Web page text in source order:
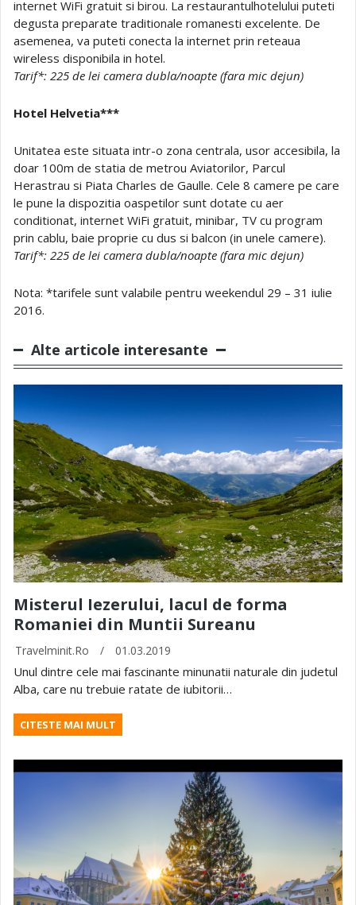
internet WiFi gratuit si birou. La restaurantulhotelului puteti
degusta preparate traditionale romanesti excelente. De
asemenea, va puteti conecta la internet prin reteaua
wireless disponibila in hotel.
Tarif*: 225 de lei camera dubla/noapte (fara mic dejun)
Hotel Helvetia***
Unitatea este situata intr-o zona centrala, usor accesibila, la
doar 100m de statia de metrou Aviatorilor, Parcul
Herastrau si Piata Charles de Gaulle. Cele 8 camere pe care
le pune la dispozitia oaspetilor sunt dotate cu aer
conditionat, internet WiFi gratuit, minibar, TV cu program
prin cablu, baie proprie cu dus si balcon (in unele camere).
Tarif*: 225 de lei camera dubla/noapte (fara mic dejun)
Nota: *tarifele sunt valabile pentru weekendul 29 – 31 iulie
2016.
Alte articole interesante
Misterul Iezerului, lacul de forma
Romaniei din Muntii Sureanu
Travelminit.ro / 01.03.2019
Unul dintre cele mai fascinante minunatii naturale din judetul
Alba, care nu trebuie ratate de iubitorii…
CITESTE MAI MULT